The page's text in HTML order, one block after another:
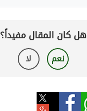
هل كان المقال مفيداً؟
نعم لا